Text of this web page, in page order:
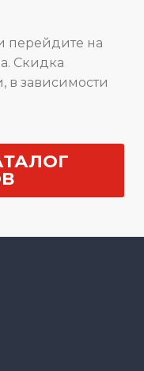
перейдите на
Скидка
в зависимости